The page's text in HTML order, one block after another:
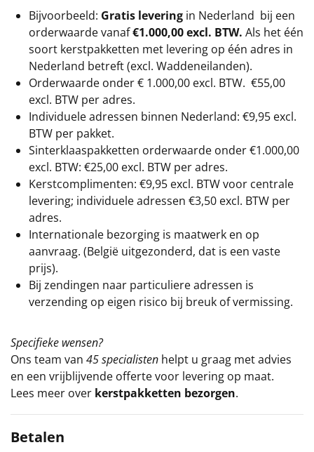
Bijvoorbeeld: Gratis levering in Nederland bij een
orderwaarde vanaf€1.000,00 excl. BTW. Als het één
soort kerstpakketten met levering op één adres in
Nederland betreft (excl. Waddeneilanden).
Orderwaarde onder € 1.000,00 excl. BTW. €55,00
excl. BTW per adres.
Individuele adressen binnen Nederland: €9,95 excl.
BTW per pakket.
Sinterklaaspakketten orderwaarde onder €1.000,00
excl. BTW: €25,00 excl. BTW per adres.
Kerstcomplimenten: €9,95 excl. BTW voor centrale
levering; individuele adressen €3,50 excl. BTW per
adres.
Internationale bezorging is maatwerk en op
aanvraag. (België uitgezonderd, dat is een vaste
prijs).
Bij zendingen naar particuliere adressen is
verzending op eigen risico bij breuk of vermissing.
Specifieke wensen?
Ons team van 45 specialisten helpt u graag met advies
en een vrijblijvende offerte voor levering op maat.
Lees meer over kerstpakketten bezorgen.
Betalen